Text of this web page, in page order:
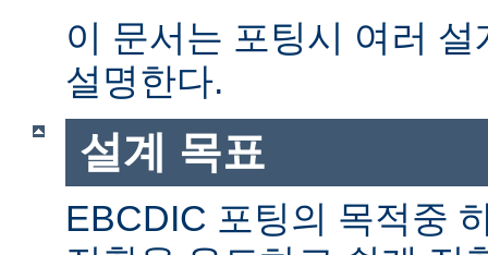
이 문서는 포팅시 여러
설명한다.
설계 목표
EBCDIC 포팅의 목적중